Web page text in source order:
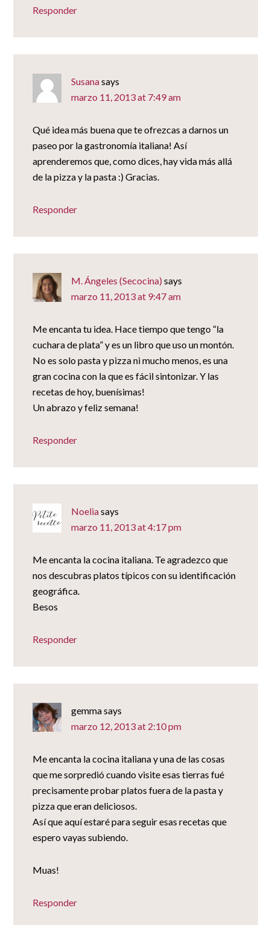
Responder
Susanasays
marzo 11, 2013 at 7:49 am
Qué idea más buena que te ofrezcas a darnos un
paseo por la gastronomía italiana! Así
aprenderemos que, como dices, hay vida más allá
de la pizza y la pasta :) Gracias.
Responder
M. Ángeles (Secocina) says
marzo 11, 2013 at 9:47 am
Me encanta tu idea. Hace tiempo que tengo “la
cuchara de plata” y es un libro que uso un montón.
No es solo pasta y pizza ni mucho menos, es una
gran cocina con la que es fácil sintonizar. Y las
recetas de hoy, buenísimas!
Un abrazo y feliz semana!
Responder
Noeliasays
marzo 11, 2013 at 4:17 pm
Me encanta la cocina italiana. Te agradezco que
nos descubras platos típicos con su identificación
geográfica.
Besos
Responder
gemmasays
marzo 12, 2013 at 2:10 pm
Me encanta la cocina italiana y una de las cosas
que me sorpredió cuando visite esas tierras fué
precisamente probar platos fuera de la pasta y
pizza que eran deliciosos.
Así que aquí estaré para seguir esas recetas que
espero vayas subiendo.
Muas!
Responder